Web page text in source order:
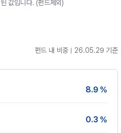
값입니다. (펀드제외)
펀드 내 비중 26.05.29 기준
8.9 %
0.3 %